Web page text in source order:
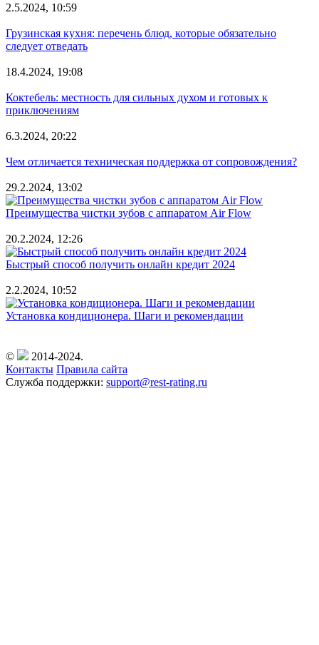
2.5.2024, 10:59
Грузинская кухня: перечень блюд, которые обязательно
следует отведать
18.4.2024, 19:08
Коктебель: местность для сильных духом и готовых к
приключениям
6.3.2024, 20:22
Чем отличается техническая поддержка от сопровождения?
29.2.2024, 13:02
Преимущества чистки зубов с аппаратом Air Flow
20.2.2024, 12:26
Быстрый способ получить онлайн кредит 2024
2.2.2024, 10:52
Установка кондиционера. Шаги и рекомендации
©
2014-2024.
Контакты Правила сайта
Служба поддержки: support@rest-rating.ru